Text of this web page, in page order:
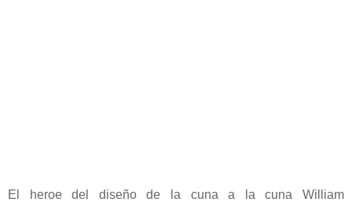
El heroe del diseño de la cuna a la cuna William